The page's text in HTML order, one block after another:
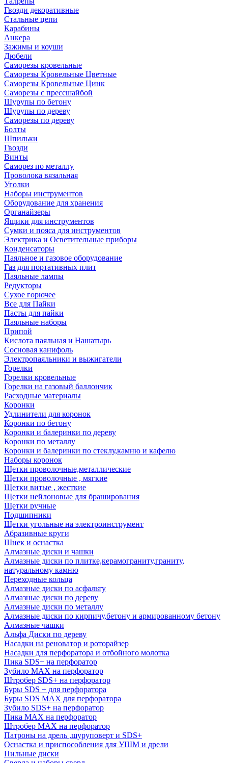
Гвозди декоративные
Стальные цепи
Карабины
Анкера
Зажимы и коуши
Дюбели
Саморезы кровельные
Саморезы Кровельные Цветные
Саморезы Кровельные Цинк
Саморезы с прессшайбой
Шурупы по бетону
Шурупы по дереву
Саморезы по дереву
Болты
Шпильки
Гвозди
Винты
Саморез по металлу
Проволока вязальная
Уголки
Наборы инструментов
Оборудование для хранения
Органайзеры
Ящики для инструментов
Сумки и пояса для инструментов
Электрика и Осветительные приборы
Конденсаторы
Паяльное и газовое оборудование
Газ для портативных плит
Паяльные лампы
Редукторы
Сухое горючее
Все для Пайки
Пасты для пайки
Паяльные наборы
Припой
Кислота паяльная и Нашатырь
Сосновая канифоль
Электропаяльники и выжигатели
Горелки
Горелки кровельные
Горелки на газовый баллончик
Расходные материалы
Коронки
Удлинители для коронок
Коронки по бетону
Коронки и балеринки по дереву
Коронки по металлу
Коронки и балеринки по стеклу,камню и кафелю
Наборы коронок
Щетки проволочные,металлические
Щетки проволочные , мягкие
Щетки витые , жесткие
Щетки нейлоновые для браширования
Щетки ручные
Подшипники
Щетки угольные на электроинструмент
Абразивные круги
Шнек и оснастка
Алмазные диски и чашки
Алмазные диски по плитке,керамограниту,граниту,
натуральному камню
Переходные кольца
Алмазные диски по асфальту
Алмазные диски по дереву
Алмазные диски по металлу
Алмазные диски по кирпичу,бетону и армированному бетону
Алмазные чашки
Альфа Диски по дереву
Насадки на реноватор и роторайзер
Насадки для перфоратора и отбойного молотка
Пика SDS+ на перфоратор
Зубило MAX на перфоратор
Штробер SDS+ на перфоратор
Буры SDS + для перфоратора
Буры SDS MAX для перфоратора
Зубило SDS+ на перфоратор
Пика MAX на перфоратор
Штробер MAX на перфоратор
Патроны на дрель ,шуруповерт и SDS+
Оснастка и приспособления для УШМ и дрели
Пильные диски